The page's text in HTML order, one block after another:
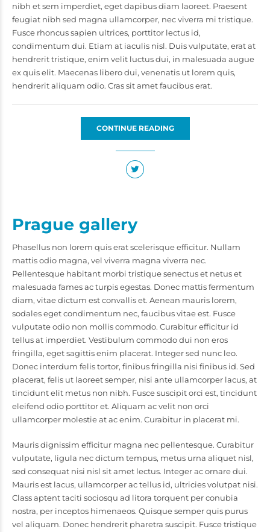
nibh et sem imperdiet, eget dapibus diam laoreet. Praesent
feugiat nibh sed magna ullamcorper, nec viverra mi tristique.
Fusce rhoncus sapien ultrices, porttitor lectus id,
condimentum dui. Etiam at iaculis nisl. Duis vulputate, erat at
hendrerit tristique, enim velit luctus dui, in malesuada augue
ex quis elit. Maecenas libero dui, venenatis ut lorem quis,
hendrerit aliquam odio. Cras sit amet faucibus erat.
CONTINUE READING
Prague gallery
Phasellus non lorem quis erat scelerisque efficitur. Nullam
mattis odio magna, vel viverra magna viverra nec.
Pellentesque habitant morbi tristique senectus et netus et
malesuada fames ac turpis egestas. Donec mattis fermentum
diam, vitae dictum est convallis et. Aenean mauris lorem,
sodales eget condimentum nec, faucibus vitae est. Fusce
vulputate odio non mollis commodo. Curabitur efficitur id
tellus at imperdiet. Vestibulum commodo dui non eros
fringilla, eget sagittis enim placerat. Integer sed nunc leo.
Donec interdum felis tortor, finibus fringilla nisi finibus id. Sed
placerat, felis ut laoreet semper, nisi ante ullamcorper lacus, at
tincidunt elit metus non nibh. Fusce suscipit orci est, tincidunt
eleifend odio porttitor et. Aliquam ac velit non orci
ullamcorper molestie at ac enim. Curabitur in placerat mi.
Mauris dignissim efficitur magna nec pellentesque. Curabitur
vulputate, ligula nec dictum tempus, metus urna aliquet nisl,
sed consequat nisi nisl sit amet lectus. Integer ac ornare dui.
Mauris est lacus, ullamcorper ac tellus id, ultricies volutpat nisi.
Class aptent taciti sociosqu ad litora torquent per conubia
nostra, per inceptos himenaeos. Quisque semper quis purus
vel aliquam. Donec hendrerit pharetra suscipit. Fusce tristique